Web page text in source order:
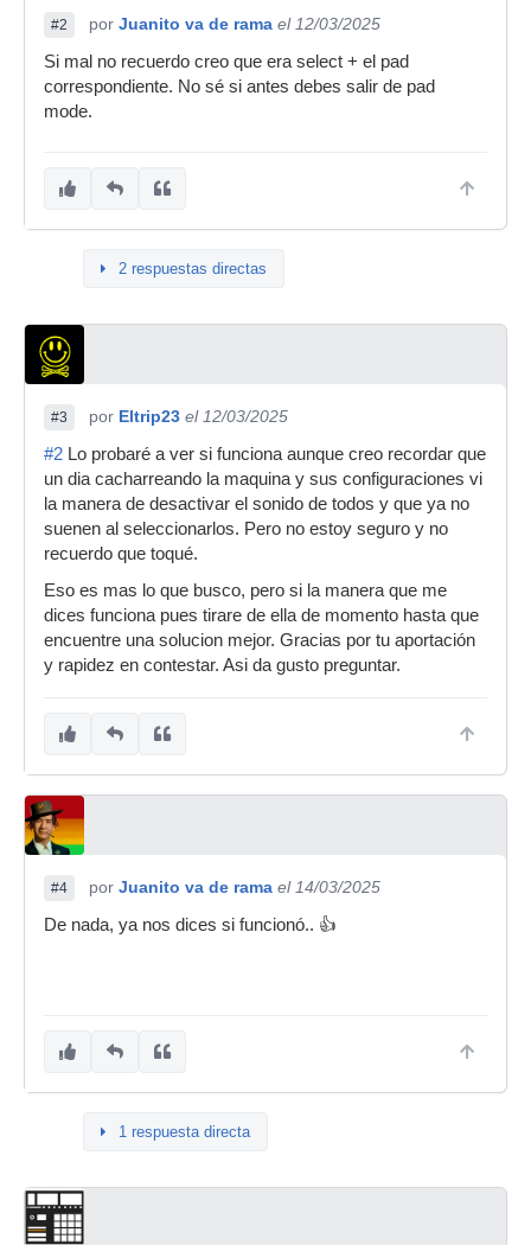
#2 por Juanito va de rama el 12/03/2025
Si mal no recuerdo creo que era select + el pad
correspondiente. No sé si antes debes salir de pad
mode.
2 respuestas directas
#3 por Eltrip23 el 12/03/2025
#2 Lo probaré a ver si funciona aunque creo recordar que
un dia cacharreando la maquina y sus configuraciones vi
la manera de desactivar el sonido de todos y que ya no
suenen al seleccionarlos. Pero no estoy seguro y no
recuerdo que toqué.
Eso es mas lo que busco, pero si la manera que me
dices funciona pues tirare de ella de momento hasta que
encuentre una solucion mejor. Gracias por tu aportación
y rapidez en contestar. Asi da gusto preguntar.
#4 por Juanito va de rama el 14/03/2025
De nada, ya nos dices si funcionó.. 👍
1 respuesta directa